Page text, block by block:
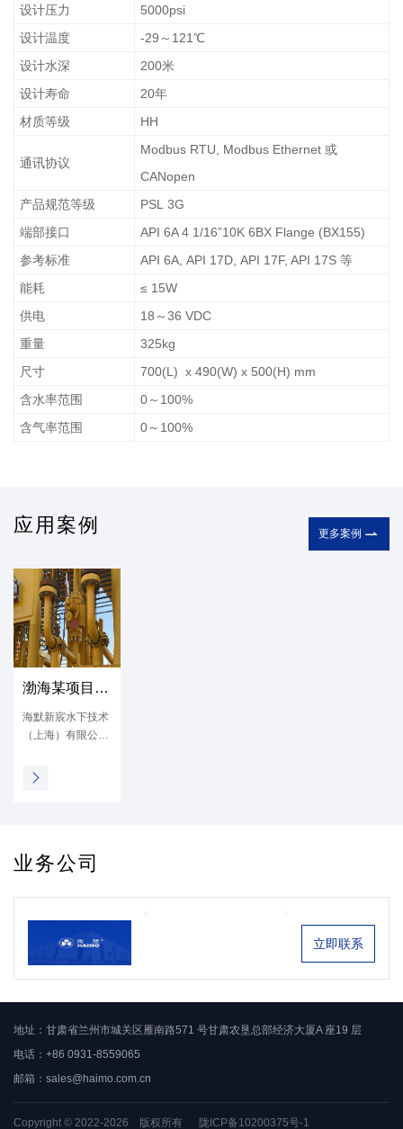
设计压力
5000psi
设计温度
-29～121℃
设计水深
200米
设计寿命
20年
材质等级
HH
通讯协议
Modbus RTU, Modbus Ethernet 或
CANopen
产品规范等级
PSL 3G
端部接口
API 6A 4 1/16”10K 6BX Flange (BX155)
参考标准
API 6A, API 17D, API 17F, API 17S 等
能耗
≤ 15W
供电
18～36 VDC
重量
325kg
尺寸
700(L) x 490(W) x 500(H) mm
含水率范围
0～100%
含气率范围
0～100%
应用案例 更多案例 
渤海某项目浅水多相流量计顺利完成客户验收
海默新宸水下技术
（上海）有限公司
渤海某项目1套浅
业务公司
立即联系
地址：甘肃省兰州市城关区雁南路571 号甘肃农垦总部经济大厦A 座19 层
电话：+86 0931-8559065
邮箱： sales@haimo.com.cn
Copyright © 2022-2026 版权所有 陇ICP备10200375号-1